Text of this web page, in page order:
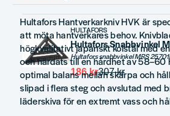
HULTAFORS
Hultafors Snabbvinkel
307 kr
186 kr
Hultafors Hantverkarkniv HVK är
att möta hantverkares behov.
högkvalitativt japanskt kolstål med
och härdats till en hårdhet av 58–60
optimal balans mellan skärpa och
slipad i flera steg och avslutad med
läderskiva för en extremt vass och